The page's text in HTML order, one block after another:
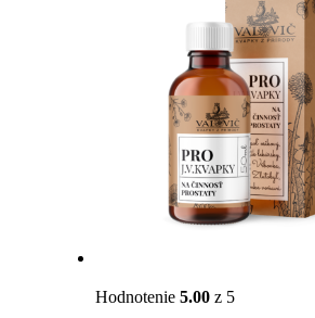
Hodnotenie 5.00 z 5